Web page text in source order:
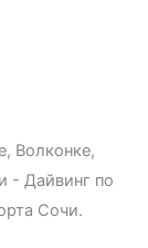
Волконке,
- Дайвинг по
Сочи.